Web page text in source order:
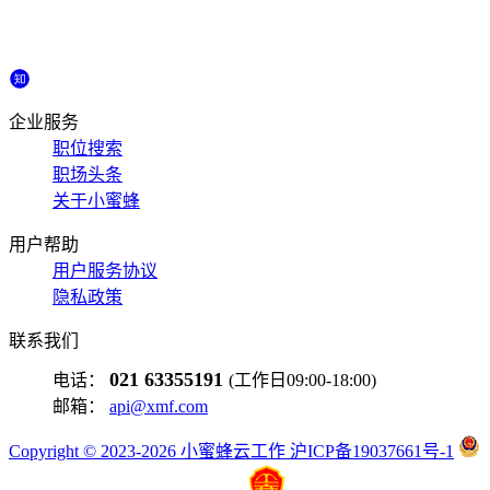
企业服务
职位搜索
职场头条
关于小蜜蜂
用户帮助
用户服务协议
隐私政策
联系我们
电话： 021 63355191 (工作日09:00-18:00)
邮箱： api@xmf.com
Copyright © 2023-2026 小蜜蜂云工作 沪ICP备19037661号-1